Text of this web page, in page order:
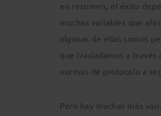
en resumen, el éxito
muchas variables que
algunas de ellas somos
que trasladamos a
normas de protocolo a
Pero hay muchas más